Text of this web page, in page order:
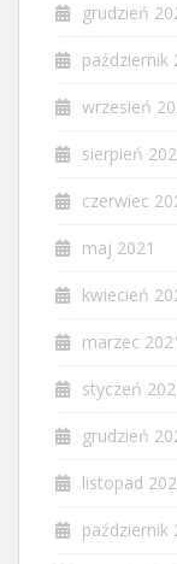
grudzień
październik
wrzesień
sierpień
czerwiec
maj 2021
kwiecień
marzec
styczeń
grudzień
listopad
październik